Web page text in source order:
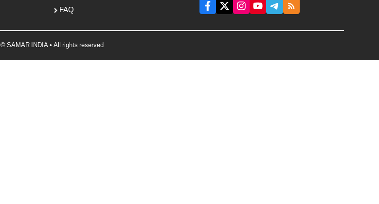
FAQ
© SAMAR INDIA • All rights reserved